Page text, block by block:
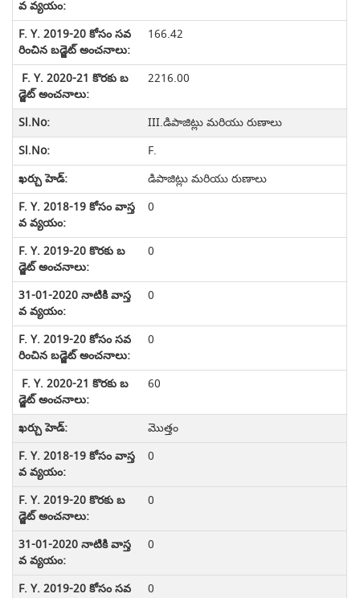
166.42
2216.00
III.డిపాజిట్లు మరియు రుణాలు
F.
డిపాజిట్లు మరియు రుణాలు
0
0
0
0
60
మొత్తం
0
0
0
0